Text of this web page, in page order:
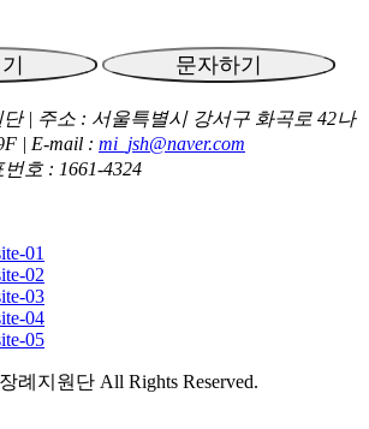
단 | 주소 : 서울특별시 강서구 화곡로 42나
| E-mail : mi_jsh@naver.com
호 : 1661-4324
01
02
03
04
05
례지원단 All Rights Reserved.